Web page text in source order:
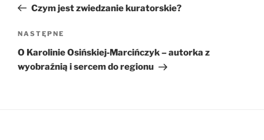
wpisCzym jest zwiedzanie kuratorskie?
Następny
wpis
NASTĘPNE
O Karolinie Osińskiej‑Marcińczyk – autorka z
wyobraźnią i sercem do regionu